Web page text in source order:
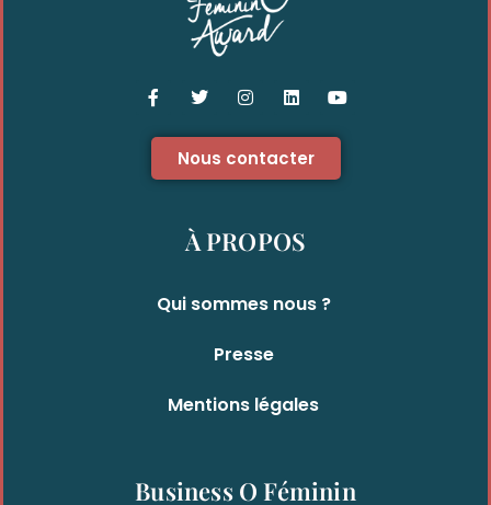
Nous contacter
À PROPOS
Qui sommes nous ?
Presse
Mentions légales
Business O Féminin